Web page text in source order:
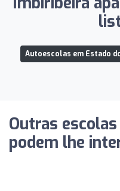
Autoescolas em Estado
Outras
podem lhe